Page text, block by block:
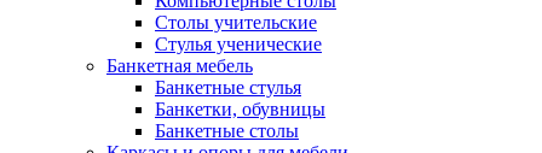
Столы учительские
Стулья ученические
Банкетная мебель
Банкетные стулья
Банкетки, обувницы
Банкетные столы